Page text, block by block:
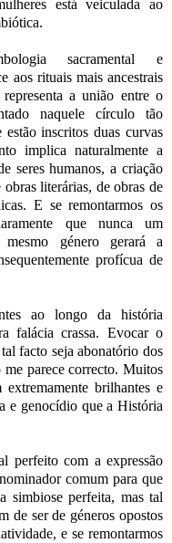
está veiculada ao
sacramental e
aos rituais mais ancestrais
a união entre o
naquele círculo tão
inscritos duas curvas
implica naturalmente a
seres humanos, a criação
literárias, de obras de
E se remontarmos os
que nunca um
género gerará a
profícua de
ao longo da história
falácia crassa. Evocar o
facto seja abonatório dos
me parece correcto. Muitos
brilhantes e
e genocídio que a História
perfeito com a expressão
comum para que
simbiose perfeita, mas tal
de ser de géneros opostos
e se remontarmos